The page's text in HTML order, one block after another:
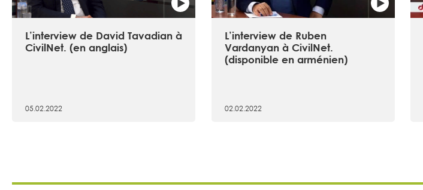
L’interview de David Tavadian à
CivilNet. (en anglais)
05.02.2022
L’interview de Ruben
Vardanyan à CivilNet.
(disponible en arménien)
02.02.2022